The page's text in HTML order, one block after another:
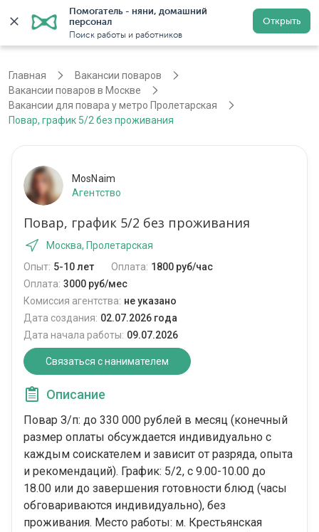
Помогатель - няни, домашний
персонал
Поиск работы и работников
Открыть
Регистрация
Главная
Вакансии поваров
Вакансии поваров в Москве
Вакансии для повара у метро Пролетарская
Повар, график 5/2 без проживания
MosNaim
Агентство
Повар, график 5/2 без проживания
Москва, Пролетарская
Опыт: 5-10 лет Оплата: 1800 руб/час
Оплата: 3000 руб/мес
Комиссия агентства: не указано
Дата создания: 02.07.2026 года
Дата начала работы: 09.07.2026
Связаться с нанимателем
Описание
Повар З/п: до 330 000 рублей в месяц (конечный
размер оплаты обсуждается индивидуально с
каждым соискателем и зависит от разряда, опыта
и рекомендаций). График: 5/2, с 9.00-10.00 до
18.00 или до завершения готовности блюд (часы
обговариваются индивидуально), без
проживания. Место работы: м. Крестьянская